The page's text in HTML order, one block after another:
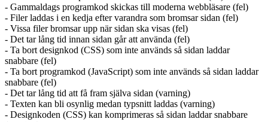
- Gammaldags programkod skickas till moderna webbläsare (fel)
- Filer laddas i en kedja efter varandra som bromsar sidan (fel)
- Vissa filer bromsar upp när sidan ska visas (fel)
- Det tar lång tid innan sidan går att använda (fel)
- Ta bort designkod (CSS) som inte används så sidan laddar
snabbare (fel)
- Ta bort programkod (JavaScript) som inte används så sidan laddar
snabbare (fel)
- Det tar lång tid att få fram själva sidan (varning)
- Texten kan bli osynlig medan typsnitt laddas (varning)
- Designkoden (CSS) kan komprimeras så sidan laddar snabbare